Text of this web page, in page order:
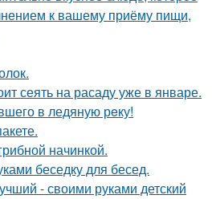
к вашему приёму пищи,
сеять на расаду уже в январе.
в ледяную рeку!
начинкой.
беседку для бесед.
- своими руками детский